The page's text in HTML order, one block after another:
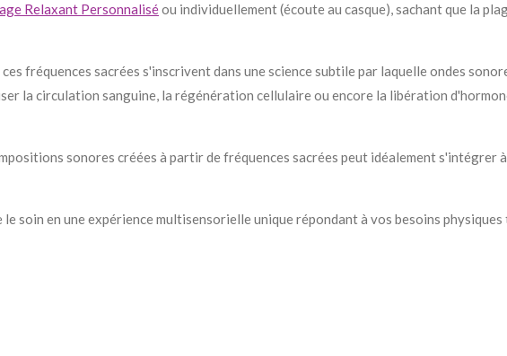
Relaxant Personnaliséou individuellement (écoute au casque), sachant que la
fréquences sacrées s'inscrivent dans une science subtile par laquelle ondes
la circulation sanguine, la régénération cellulaire ou encore la libération
sonores créées à partir de fréquences sacrées peut idéalement s'intégrer
soin en une expérience multisensorielle unique répondant à vos besoins physiques